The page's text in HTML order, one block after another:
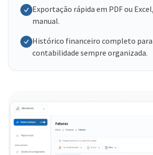
Exportação rápida em PDF ou
manual.
Histórico financeiro completo para
contabilidade sempre organizada.